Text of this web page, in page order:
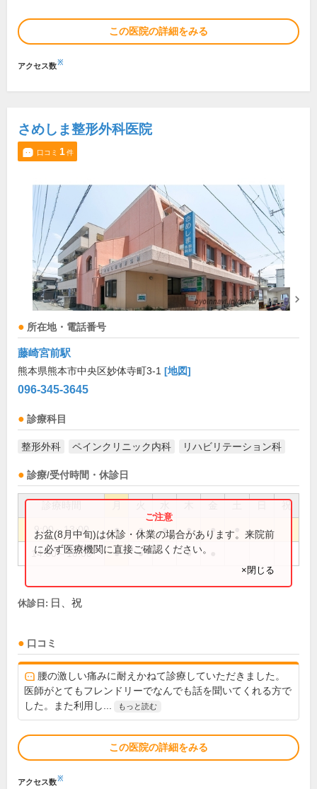
この医院の詳細をみる
アクセス数※
さめしま整形外科医院
口コミ 1件
所在地・電話番号
藤崎宮前駅
熊本県熊本市中央区妙体寺町3-1 [地図]
096-345-3645
診療科目
整形外科 ペインクリニック内科 リハビリテーション科
診療/受付時間・休診日
祝
9:00～13:00 ● ● ● ● ●
14:00～18:00 ● ● ●
お盆(8月中旬)は休診・休業の場合があります。来院前
に必ず医療機関に直接ご確認ください。
×閉じる
休診日: 日、祝
口コミ
腰の激しい痛みに耐えかねて診療していただきました。
医師がとてもフレンドリーでなんでも話を聞いてくれる方で
した。また利用し...
もっと読む
この医院の詳細をみる
アクセス数※